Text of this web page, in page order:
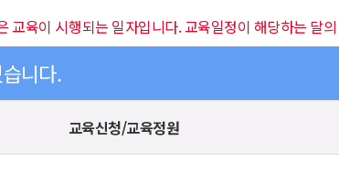
교육이 시행되는 일자입니다. 교육일정이 해당하는 달
니다.
교육신청/교육정원